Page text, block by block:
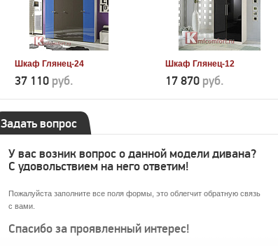
Шкаф Глянец-24
37 110 руб.
Шкаф Глянец-12
17 870 руб.
Задать вопрос
У вас возник вопрос о данной модели дивана?
С удовольствием на него ответим!
Пожалуйста заполните все поля формы, это облегчит обратную связь
с вами.
Спасибо за проявленный интерес!